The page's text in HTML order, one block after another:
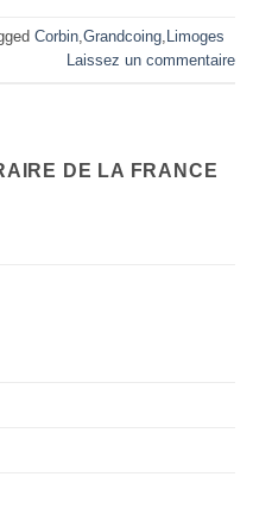
Corbin Grandcoing
Limoges
Laissez un commentaire
DE LA FRANCE